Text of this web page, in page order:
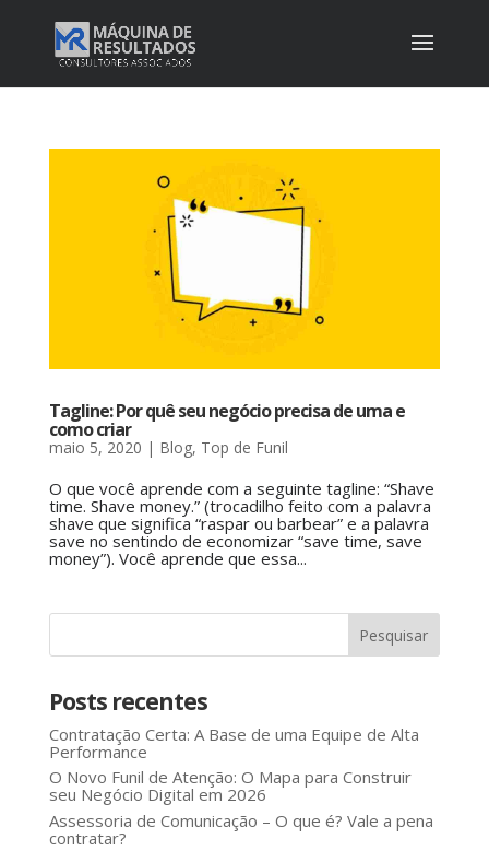
Tagline: Por quê seu negócio precisa de uma e
como criar
maio 5, 2020 | Blog, Top de Funil
O que você aprende com a seguinte tagline: “Shave
time. Shave money.” (trocadilho feito com a palavra
shave que significa “raspar ou barbear” e a palavra
save no sentindo de economizar “save time, save
money”). Você aprende que essa...
Posts recentes
Contratação Certa: A Base de uma Equipe de Alta
Performance
O Novo Funil de Atenção: O Mapa para Construir
seu Negócio Digital em 2026
Assessoria de Comunicação – O que é? Vale a pena
contratar?